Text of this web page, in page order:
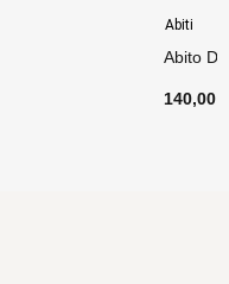
Abiti
Abito
140,00